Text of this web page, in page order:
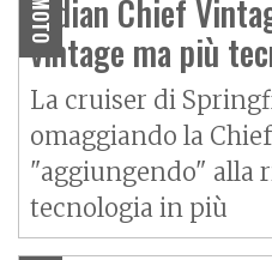
MOTO
Indian Chief
vintage ma più
La cruiser di
omaggiando la
"aggiungendo" alla
tecnologia in più